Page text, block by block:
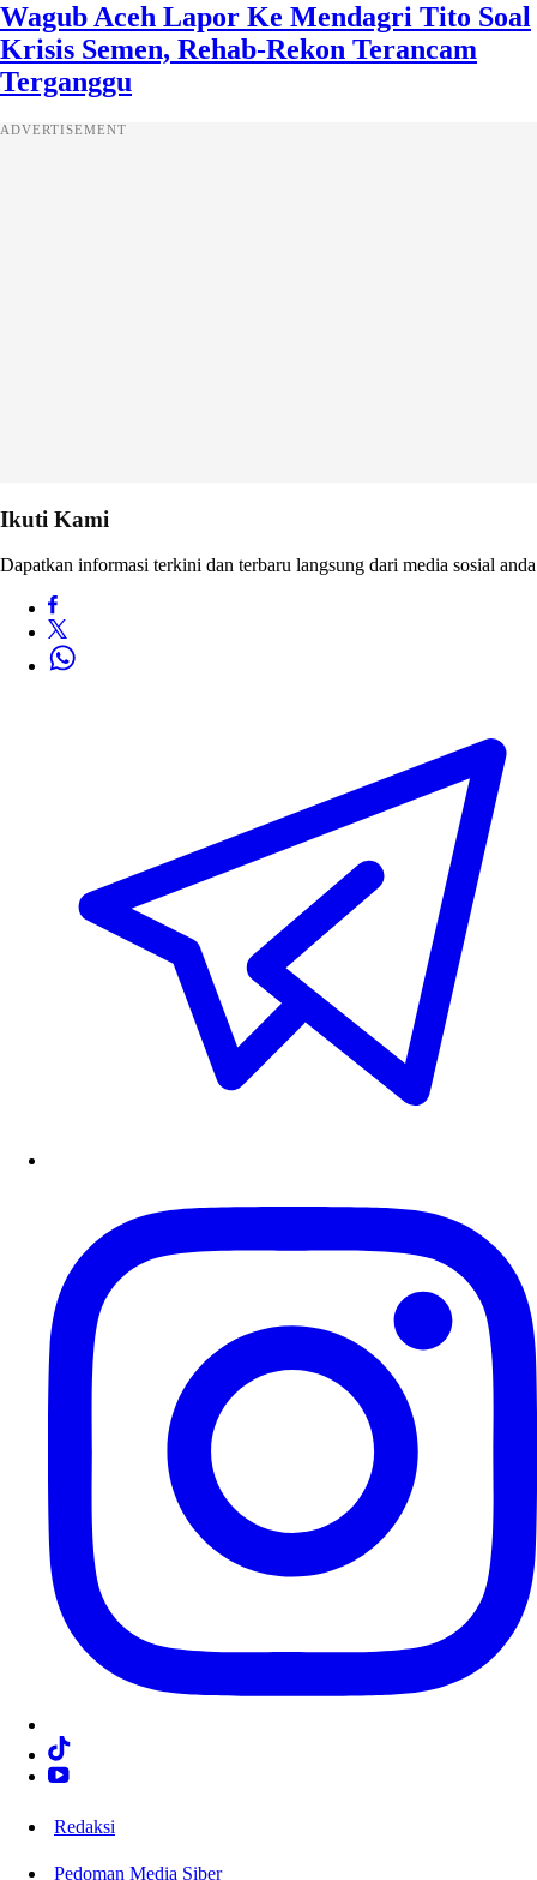
Wagub Aceh Lapor Ke Mendagri Tito Soal
Krisis Semen, Rehab-Rekon Terancam
Terganggu
ADVERTISEMENT
Ikuti Kami
Dapatkan informasi terkini dan terbaru langsung dari media sosial anda
Redaksi
Pedoman Media Siber